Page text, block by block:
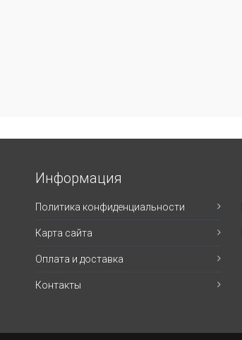
Информация
Политика конфиденциальности
Карта сайта
Оплата и доставка
Контакты